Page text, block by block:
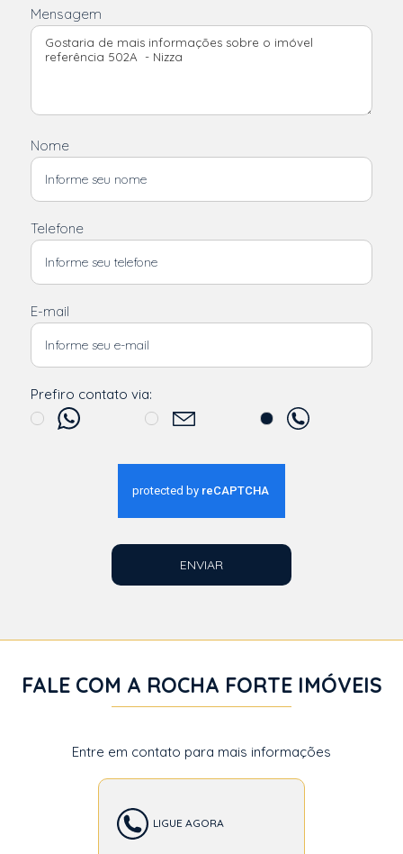
Mensagem
Nome
Telefone
E-mail
Prefiro contato via:
ENVIAR
FALE COM A ROCHA FORTE IMÓVEIS
Entre em contato para mais informações
LIGUE AGORA